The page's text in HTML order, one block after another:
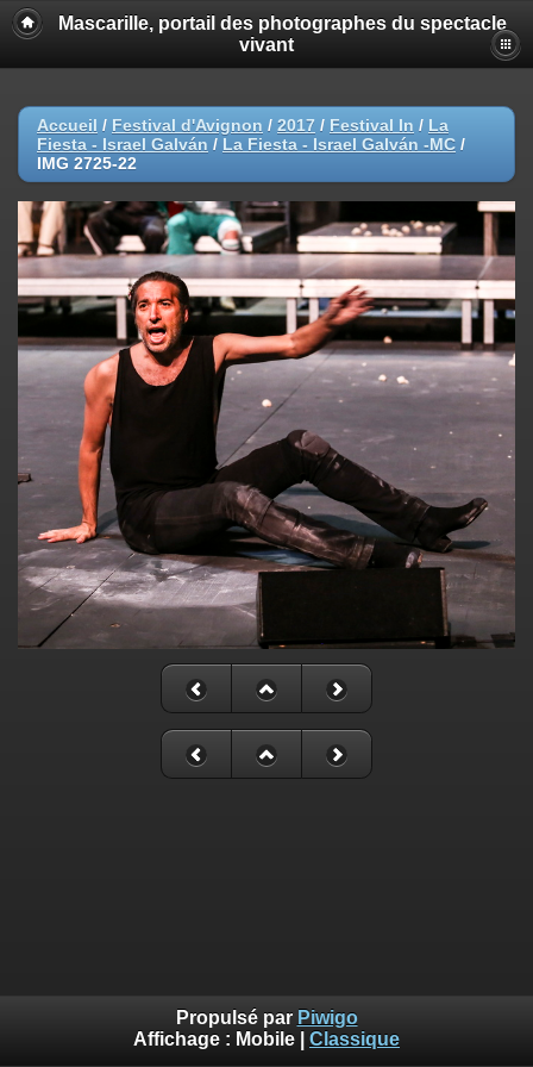
Mascarille, portail des photographes du spectacle
vivant
Accueil / Festival d'Avignon / 2017 / Festival In / La
Fiesta - Israel Galván / La Fiesta - Israel Galván -MC /
IMG 2725-22
Propulsé par Piwigo
Affichage : Mobile Classique